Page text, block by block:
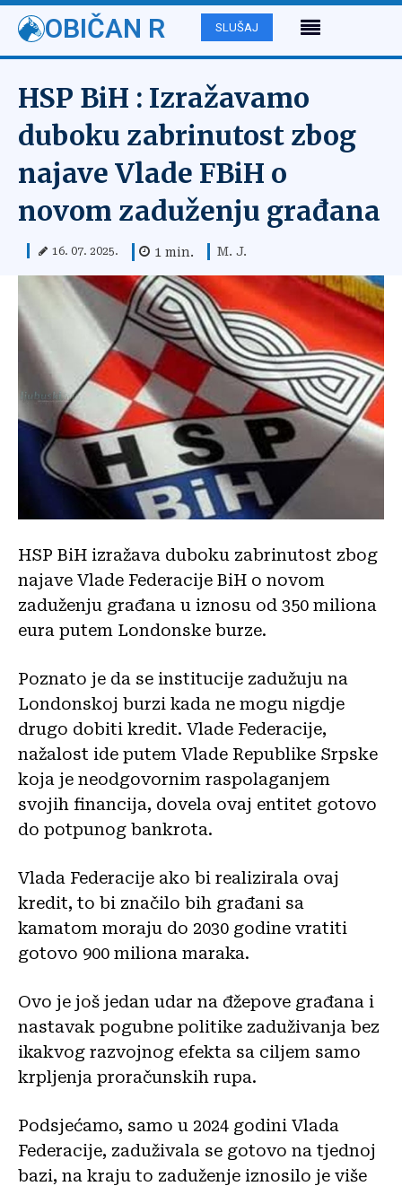
OBIČAN R SLUŠAJ
HSP BiH : Izražavamo
duboku zabrinutost zbog
najave Vlade FBiH o
novom zaduženju građana
16. 07. 2025. 1 min. M. J.
HSP BiH izražava duboku zabrinutost zbog
najave Vlade Federacije BiH o novom
zaduženju građana u iznosu od 350 miliona
eura putem Londonske burze.
Poznato je da se institucije zadužuju na
Londonskoj burzi kada ne mogu nigdje
drugo dobiti kredit. Vlade Federacije,
nažalost ide putem Vlade Republike Srpske
koja je neodgovornim raspolaganjem
svojih financija, dovela ovaj entitet gotovo
do potpunog bankrota.
Vlada Federacije ako bi realizirala ovaj
kredit, to bi značilo bih građani sa
kamatom moraju do 2030 godine vratiti
gotovo 900 miliona maraka.
Ovo je još jedan udar na đžepove građana i
nastavak pogubne politike zaduživanja bez
ikakvog razvojnog efekta sa ciljem samo
krpljenja proračunskih rupa.
Podsjećamo, samo u 2024 godini Vlada
Federacije, zaduživala se gotovo na tjednoj
bazi, na kraju to zaduženje iznosilo je više